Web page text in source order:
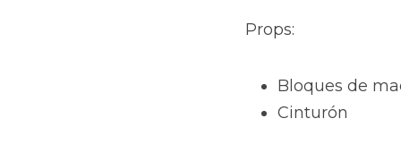
Props:
Bloques de
Cinturón